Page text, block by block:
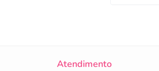
Atendimento